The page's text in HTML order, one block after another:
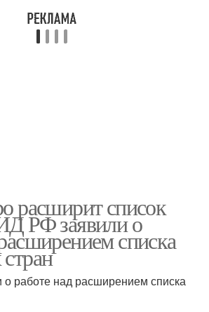
расширит список
РФ заявили о
списка
работе над расширением списка